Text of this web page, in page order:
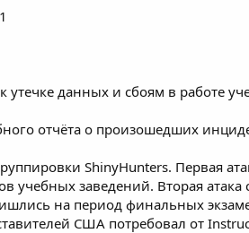
утечке данных и сбоям в работе
отчёта о произошедших
ShinyHunters. Первая
заведений. Вторая атака
на период финальных
США потребовал от